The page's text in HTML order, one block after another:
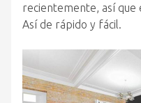
recientemente, así que
Así de rápido y fácil.